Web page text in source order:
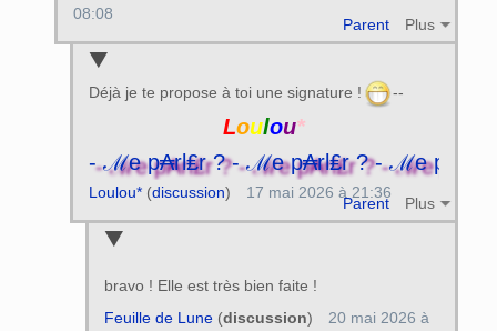
Parent Plus
08:08
Déjà je te propose à toi une signature ! --
Loulou*
l₤r ? - ℳe p₳rl₤r ? - ℳe p₳rl₤r ? - ℳe
Parent Plus
Loulou*(discussion) 17 mai 2026 à 21:36
bravo ! Elle est très bien faite !
Feuille de Lune(discussion)
20 mai 2026 à